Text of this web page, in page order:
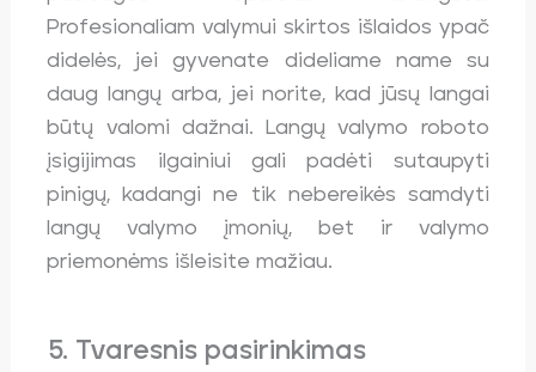
Profesionaliam valymui skirtos išlaidos ypač
didelės, jei gyvenate dideliame name su
daug langų arba, jei norite, kad jūsų langai
būtų valomi dažnai. Langų valymo roboto
įsigijimas ilgainiui gali padėti sutaupyti
pinigų, kadangi ne tik nebereikės samdyti
langų valymo įmonių, bet ir valymo
priemonėms išleisite mažiau.
5. Tvaresnis pasirinkimas